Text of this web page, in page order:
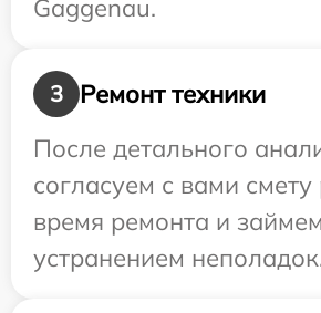
Gaggenau.
3
Ремонт техники
После детального
согласуем с вами смету
время ремонта и
устранением